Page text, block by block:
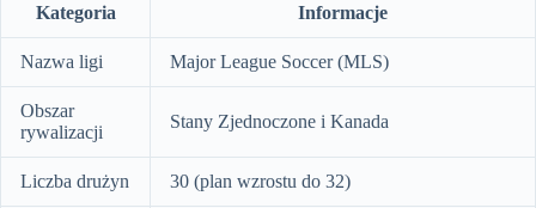
Kategoria Informacje
Nazwa ligi Major League Soccer (MLS)
Obszar
rywalizacji
Stany Zjednoczone i Kanada
Liczba drużyn 30 (plan wzrostu do 32)